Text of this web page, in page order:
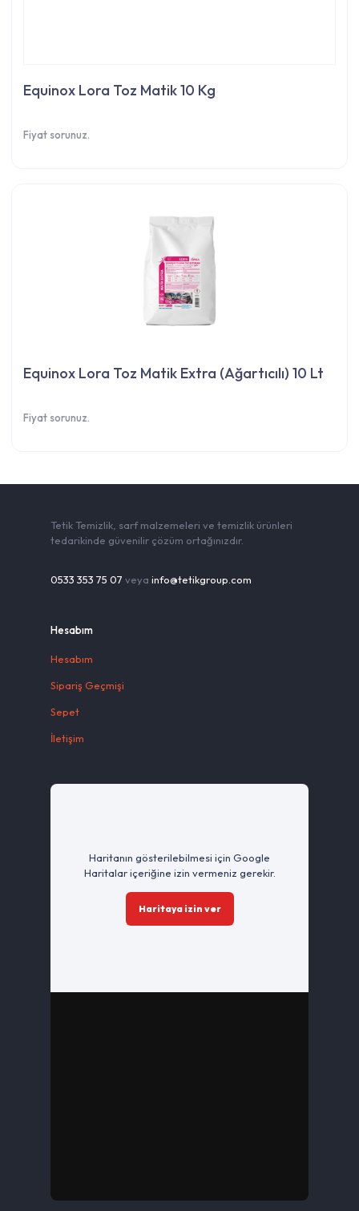
Equinox Lora Toz Matik 10 Kg
Fiyat sorunuz.
Equinox Lora Toz Matik Extra (Ağartıcılı) 10 Lt
Fiyat sorunuz.
Tetik Temizlik, sarf malzemeleri ve temizlik ürünleri
tedarikinde güvenilir çözüm ortağınızdır.
0533 353 75 07 veya info@tetikgroup.com
Hesabım
Hesabım
Sipariş Geçmişi
Sepet
İletişim
Haritanın gösterilebilmesi için Google
Haritalar içeriğine izin vermeniz gerekir.
Haritaya izin ver